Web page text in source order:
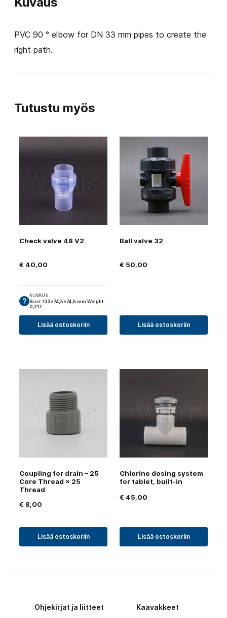
PVC 90 ° elbow for DN 33 mm pipes to create the
right path.
Tutustu myös
Check valve 48 V2
€ 40,00
KUVAUS
Size: 133×74,5×74,5 mm Weight:
0,217…
Lisää ostoskoriin
Ball valve 32
€ 50,00
Lisää ostoskoriin
Coupling for drain – 25
Core Thread × 25
Thread
€ 8,00
Lisää ostoskoriin
Chlorine dosing system
for tablet, built-in
€ 45,00
Lisää ostoskoriin
Ohjekirjat ja liitteet Kaavakkeet